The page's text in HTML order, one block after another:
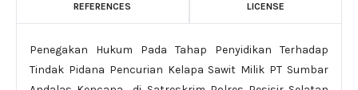
REFERENCES LICENSE
Penegakan Hukum Pada Tahap Penyidikan Terhadap
Tindak Pidana Pencurian Kelapa Sawit Milik PT Sumbar